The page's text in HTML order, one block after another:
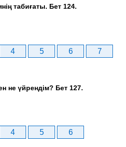
табиғаты. Бет 124.
4 5 6
7
не үйрендім? Бет 127.
4 5 6